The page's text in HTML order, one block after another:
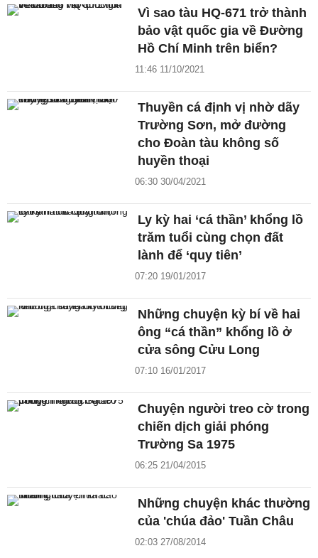
Vì sao tàu HQ-671 trở thành
bảo vật quốc gia về Đường
Hồ Chí Minh trên biển?
11:46 11/10/2021
Thuyền cá định vị nhờ dãy
Trường Sơn, mở đường
cho Đoàn tàu không số
huyền thoại
06:30 30/04/2021
Ly kỳ hai ‘cá thần’ khổng lồ
trăm tuổi cùng chọn đất
lành để ‘quy tiên’
07:20 19/01/2017
Những chuyện kỳ bí về hai
ông “cá thần” khổng lồ ở
cửa sông Cửu Long
07:10 16/01/2017
Chuyện người treo cờ trong
chiến dịch giải phóng
Trường Sa 1975
06:25 21/04/2015
Những chuyện khác thường
của 'chúa đảo' Tuần Châu
02:03 27/08/2014